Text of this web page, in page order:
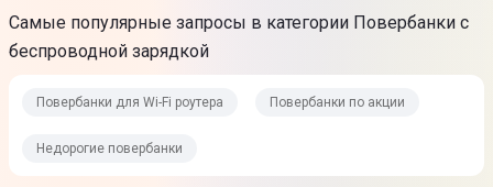
Самые популярные запросы в категории Повербанки с
беспроводной зарядкой
Повербанки для Wi-Fi роутера Повербанки по акции
Недорогие повербанки